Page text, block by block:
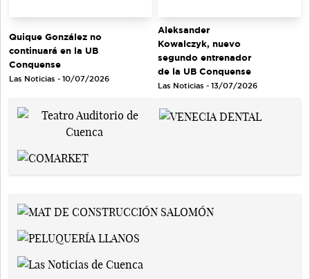
Quique González no
continuará en la UB
Conquense
Las Noticias - 10/07/2026
Aleksander
Kowalczyk, nuevo
segundo entrenador
de la UB Conquense
Las Noticias - 13/07/2026